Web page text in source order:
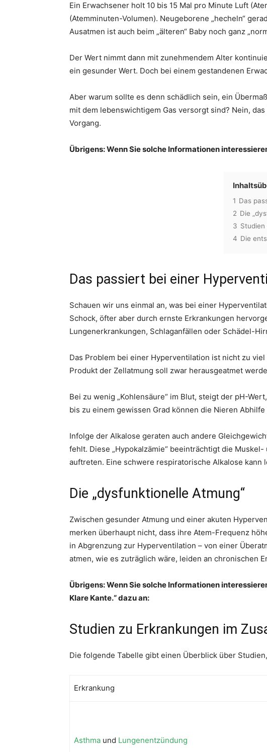
Ein Erwachsener holt 10 bis 15 Mal pro Minute Luft
(Atemminuten-Volumen). Neugeborene „hecheln“
Ausatmen ist auch beim „älteren“ Baby noch ganz
Der Wert nimmt dann mit zunehmendem Alter
ein gesunder Wert. Doch bei einem gestandenen
Aber warum sollte es denn schädlich sein, ein
mit dem lebenswichtigem Gas versorgt sind? Nein,
Vorgang.
Übrigens: Wenn Sie solche Informationen
1 Das
2 Die
3 Studien
4 Die
Das passiert bei einer
Schauen wir uns einmal an, was bei einer
Schock, öfter aber durch ernste Erkrankungen
Lungenerkrankungen, Schlaganfällen oder Schädel-
Das Problem bei einer Hyperventilation ist nicht zu
Produkt der Zellatmung soll zwar herausgeatmet
Bei zu wenig „Kohlensäure“ im Blut, steigt der pH-
bis zu einem gewissen Grad können die Nieren
Infolge der Alkalose geraten auch andere
fehlt. Diese „Hypokalzämie“ beeinträchtigt die
auftreten. Eine schwere respiratorische Alkalose kann
Die „dysfunktionelle Atmung“
Zwischen gesunder Atmung und einer akuten
merken überhaupt nicht, dass ihre Atem-Frequenz
in Abgrenzung zur Hyperventilation – von einer
atmen, wie es zuträglich wäre, leiden an chronischen
Übrigens: Wenn Sie solche Informationen
Klare Kante.“ dazu an:
Studien zu Erkrankungen im
Die folgende Tabelle gibt einen Überblick über
Erkrankung
Asthma und Lungenentzündung